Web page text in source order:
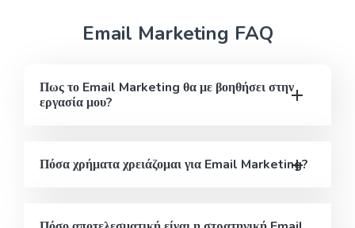
Email Marketing FAQ
Πως το Email Marketing θα με βοηθήσει στην
εργασία μου?
Πόσα χρήματα χρειάζομαι για Email Marketing?